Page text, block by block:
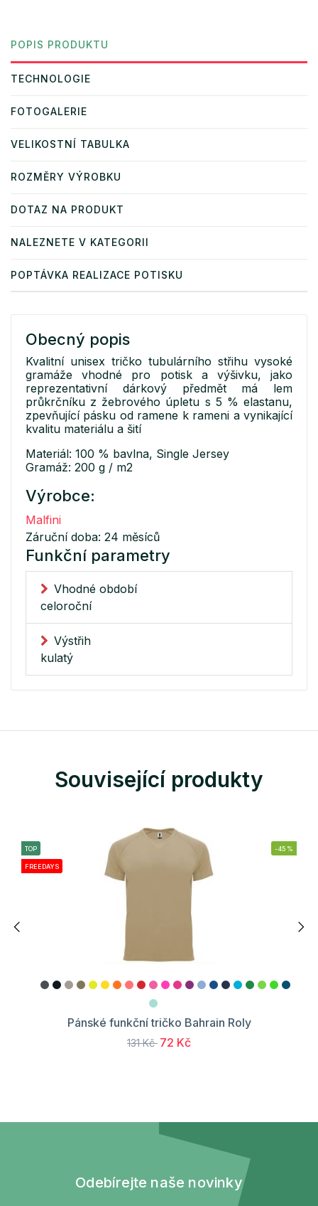
POPIS PRODUKTU
TECHNOLOGIE
FOTOGALERIE
VELIKOSTNÍ TABULKA
ROZMĚRY VÝROBKU
DOTAZ NA PRODUKT
NALEZNETE V KATEGORII
POPTÁVKA REALIZACE POTISKU
Obecný popis
Kvalitní unisex tričko tubulárního střihu vysoké
gramáže vhodné pro potisk a výšivku, jako
reprezentativní dárkový předmět má lem
průkrčníku z žebrového úpletu s 5 % elastanu,
zpevňující pásku od ramene k rameni a vynikající
kvalitu materiálu a šití
Materiál: 100 % bavlna, Single Jersey
Gramáž: 200 g / m2
Výrobce:
Malfini
Záruční doba: 24 měsíců
Funkční parametry
Vhodné období
celoroční
Výstřih
kulatý
Související produkty
TOP
FREEDAYS
-45%
Pánské funkční tričko Bahrain Roly
131 Kč 72 Kč
Odebírejte naše novinky